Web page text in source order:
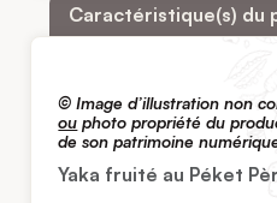
Caractéristique(s) du
© Image d’illustration non
ou photo propriété du
de son patrimoine
Yaka fruité au Péket